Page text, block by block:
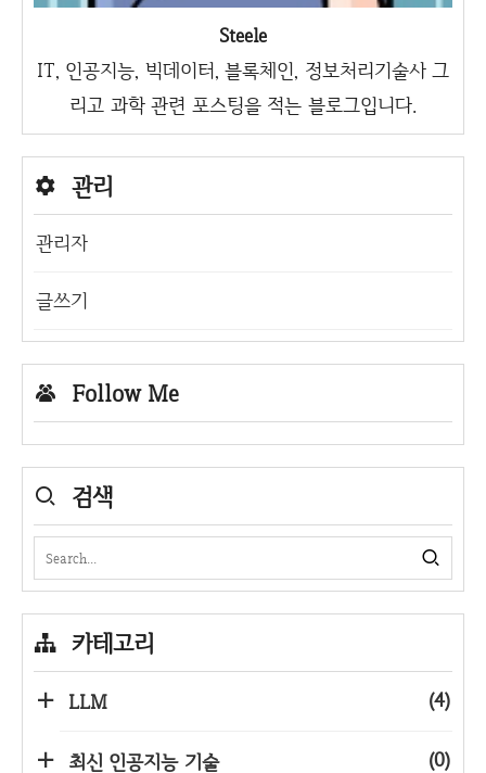
Steele
IT, 인공지능, 빅데이터, 블록체인, 정보처리기술사 그
리고 과학 관련 포스팅을 적는 블로그입니다.
관리
관리자
글쓰기
Follow Me
검색
카테고리
LLM (4)
최신 인공지능 기술 (0)